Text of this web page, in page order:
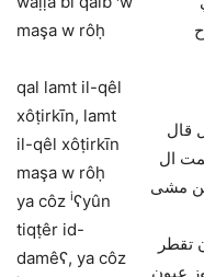
maşa w rôḥ
qal lamt il-qêl
xôṭirkīn, lamt
il-qêl xôṭirkīn
maşa w rôḥ
ya côz iʕyûn
tiqṭêr id-
damêʕ, ya côz
قال
ال
مشى
تقطر
عيون